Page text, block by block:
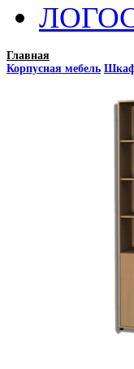
Главная
Корпусная мебель